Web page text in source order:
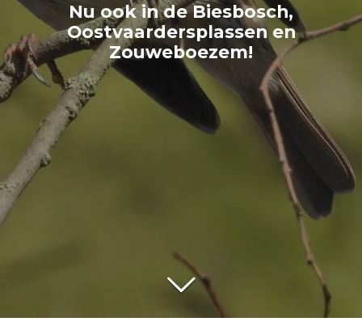
ook in de Biesbosch,
en
Zouweboezem!
Nu